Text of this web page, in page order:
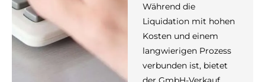
Während die
Liquidation mit hohen
Kosten und einem
langwierigen Prozess
verbunden ist, bietet